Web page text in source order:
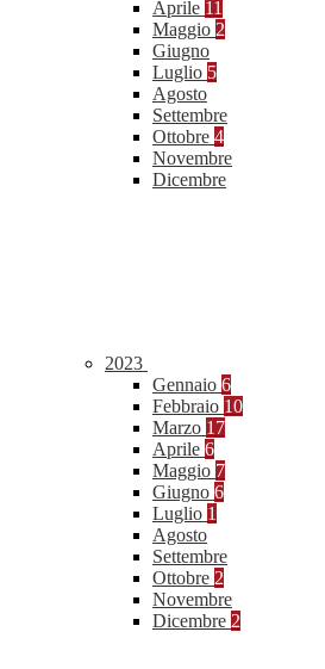
Aprile 11
Maggio 2
Giugno
Luglio 5
Agosto
Settembre
Ottobre 4
Novembre
Dicembre
2023
Gennaio 6
Febbraio 10
Marzo 17
Aprile 6
Maggio 7
Giugno 6
Luglio 1
Agosto
Settembre
Ottobre 2
Novembre
Dicembre 2